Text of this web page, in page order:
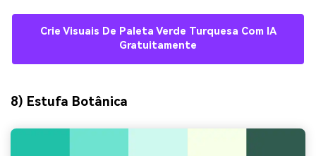
Crie Visuais De Paleta Verde Turquesa Com IA
Gratuitamente
8) Estufa Botânica